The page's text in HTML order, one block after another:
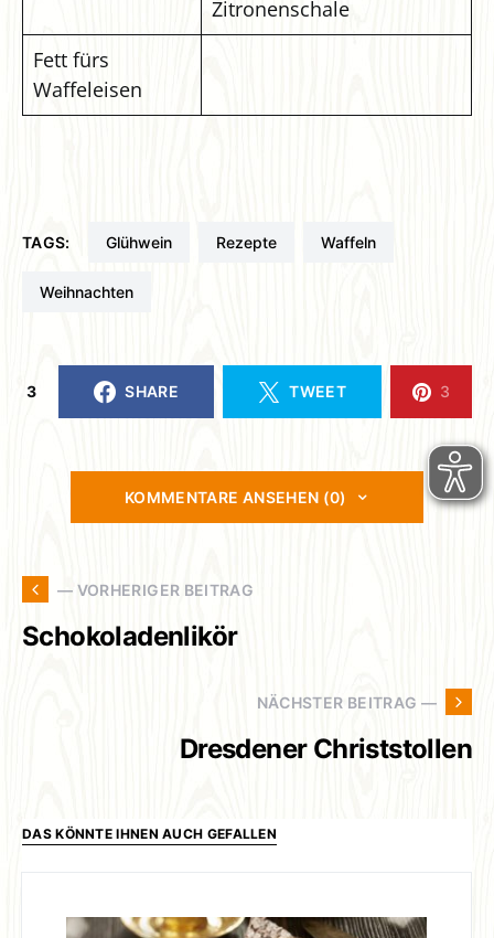
Zitronenschale
Fett fürs
Waffeleisen
TAGS: Glühwein Rezepte Waffeln
Weihnachten
3 SHARE TWEET 3
KOMMENTARE ANSEHEN (0)
— VORHERIGER BEITRAG
Schokoladenlikör
NÄCHSTER BEITRAG —
Dresdener Christstollen
DAS KÖNNTE IHNEN AUCH GEFALLEN